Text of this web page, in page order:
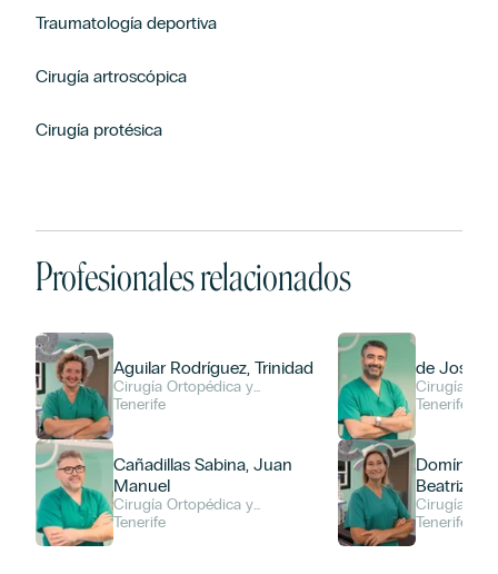
Traumatología deportiva
Cirugía artroscópica
Cirugía protésica
Profesionales relacionados
Aguilar Rodríguez, Trinidad
Cirugía Ortopédica y
Traumatología
Tenerife
Cañadillas Sabina, Juan
Manuel
Cirugía Ortopédica y
Traumatología
Tenerife
de José
Cirugía
Tenerife
Beatriz
Cirugía
Tenerife